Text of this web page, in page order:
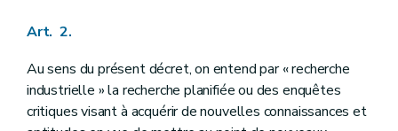
Art. 25
Art.25/1
Art. 26
Art. 2.
Au sens du présent décret, on entend par « recherche
industrielle » la recherche planifiée ou des enquêtes
critiques visant à acquérir de nouvelles connaissances et